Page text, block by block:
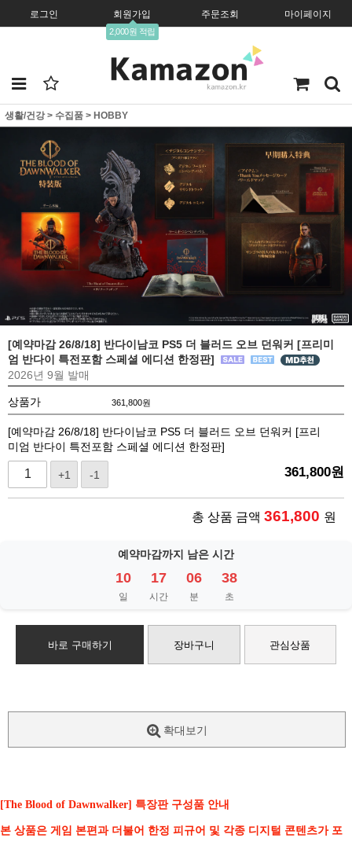
로그인 회원가입
2,000원 적립
주문조회 마이페이지
생활/건강> 수집품 > HOBBY
[예약마감 26/8/18] 반다이남코 PS5 더 블러드 오브 던워커 [프리미
엄 반다이 특전포함 스페셜 에디션 한정판]
2026년 9월 발매
상품가 361,800원
[예약마감 26/8/18] 반다이남코 PS5 더 블러드 오브 던워커 [프리
미엄 반다이 특전포함 스페셜 에디션 한정판]
+1 -1 361,800원
총 상품 금액 361,800 원
예약마감까지 남은 시간
10
일
17
시간
06
분
38
초
바로 구매하기 장바구니 관심상품
확대보기
[The Blood of Dawnwalker] 특장판 구성품 안내
본 상품은 게임 본편과 더불어 한정 피규어 및 각종 디지털 콘텐츠가 포